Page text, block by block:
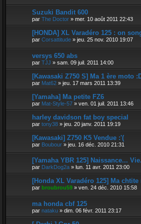
Suzuki Bandit 600
par The Doctor » mer. 10 août 2011 22:43
[HONDA] XL Varadéro 125 : on
par Corsattitude » jeu. 25 nov. 2010 19:07
versys 650 abs
par TJJ » sam. 09 juil. 2011 14:00
[Kawasaki Z750 S] Ma 1 ère moto
par Mat62 » jeu. 17 mars 2011 13:39
[Yamaha] Ma petite FZ6
par Mat-Style-57 » ven. 01 juil. 2011 13:46
harley davidson fat boy special
par tony38 » jeu. 20 janv. 2011 19:19
[Kawasaki] Z750 K5 Vendue :'(
par Boubour » jeu. 16 déc. 2010 21:31
[Yamaha YBR 125] Naissance...
par DarkDog2a » lun. 11 avr. 2011 23:00
[Honda XL Varadéro 125] Ma chtite
par broubrou59 » ven. 24 déc. 2010 15:58
ma honda cbf 125
par nataku » dim. 06 févr. 2011 23:17